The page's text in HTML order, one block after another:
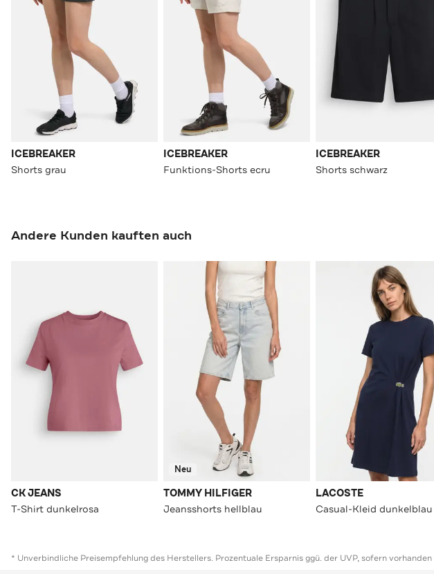
ICEBREAKER
Shorts grau
ICEBREAKER
Funktions-Shorts ecru
ICEBREAKER
Shorts schwarz
Andere Kunden kauften auch
CK JEANS
T-Shirt dunkelrosa
Neu
TOMMY HILFIGER
Jeansshorts hellblau
LACOSTE
Casual-Kleid dunkelblau
* Unverbindliche Preisempfehlung des Herstellers. Prozentuale Ersparnis ggü. der UVP, sofern vorhanden